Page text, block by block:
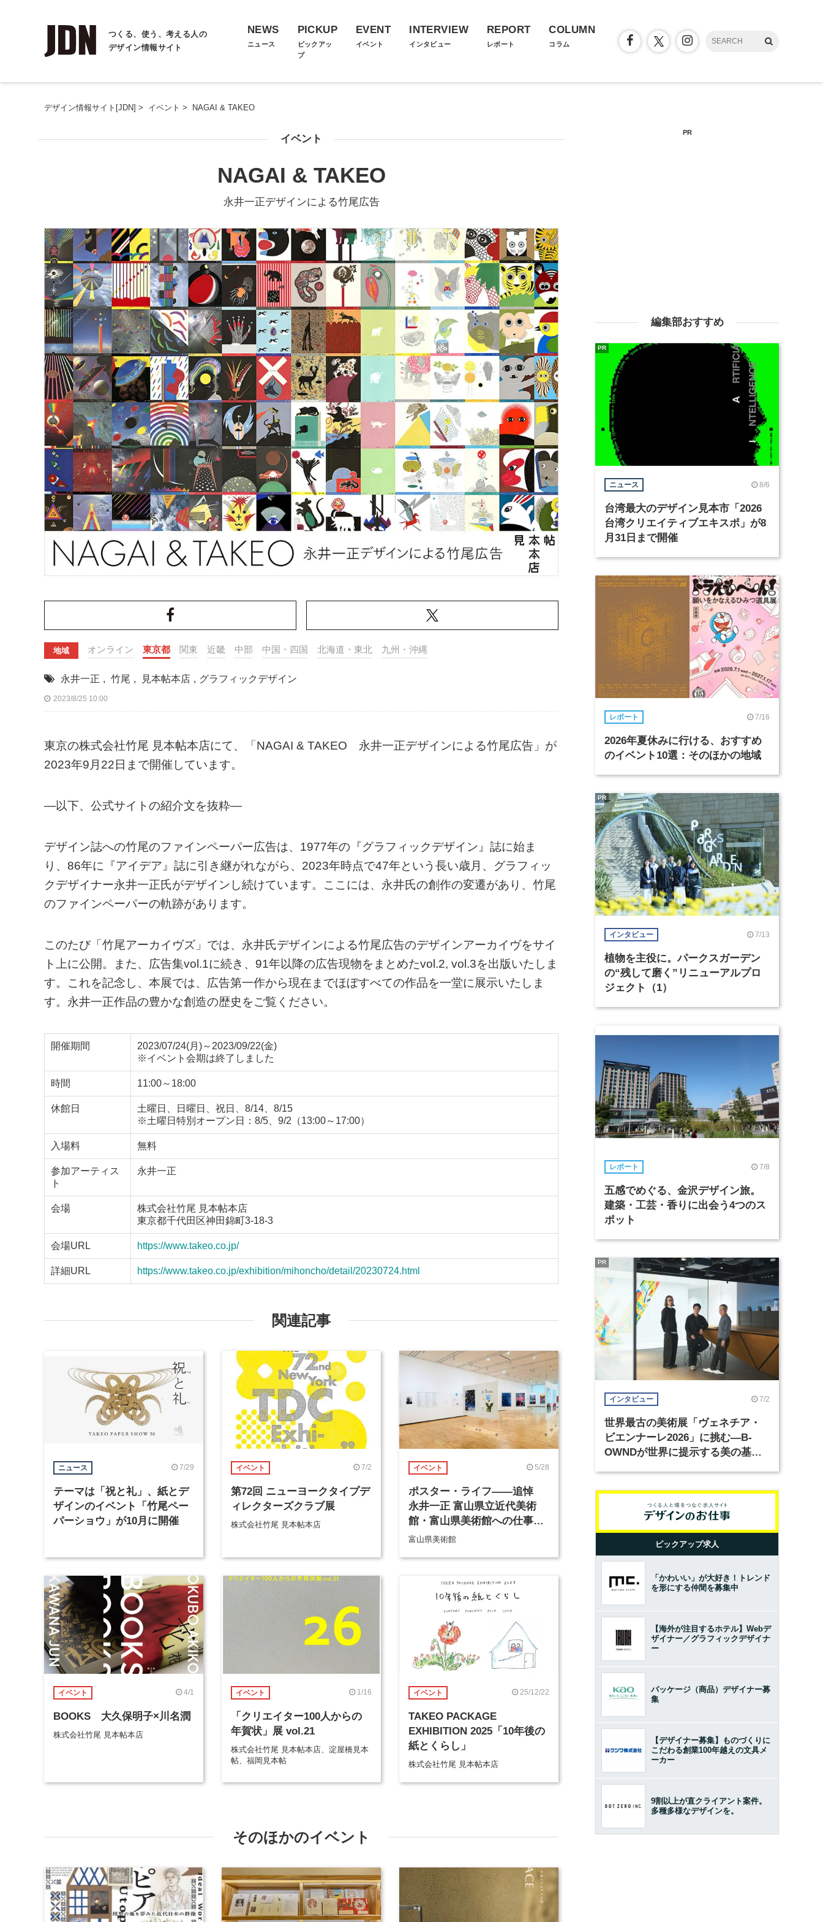
つくる、使う、考える人の
デザイン情報サイト
NEWS
ニュース
PICKUP
ピックアッ
プ
EVENT
イベント
INTERVIEW
インタビュー
REPORT
レポート
COLUMN
コラム
デザイン情報サイト[JDN] > イベント > NAGAI & TAKEO
イベント
NAGAI & TAKEO
永井一正デザインによる竹尾広告
地域 オンライン 東京都 関東 近畿 中部 中国・四国 北海道・東北 九州・沖縄
永井一正 , 竹尾 , 見本帖本店 , グラフィックデザイン
2023/8/25 10:00
東京の株式会社竹尾 見本帖本店にて、「NAGAI & TAKEO 永井一正デザインによる竹尾広告」が
2023年9月22日まで開催しています。
—以下、公式サイトの紹介文を抜粋—
デザイン誌への竹尾のファインペーパー広告は、1977年の『グラフィックデザイン』誌に始ま
り、86年に『アイデア』誌に引き継がれながら、2023年時点で47年という長い歳月、グラフィッ
クデザイナー永井一正氏がデザインし続けています。ここには、永井氏の創作の変遷があり、竹尾
のファインペーパーの軌跡があります。
このたび「竹尾アーカイヴズ」では、永井氏デザインによる竹尾広告のデザインアーカイヴをサイ
ト上に公開。また、広告集vol.1に続き、91年以降の広告現物をまとめたvol.2, vol.3を出版いたしま
す。これを記念し、本展では、広告第一作から現在までほぼすべての作品を一堂に展示いたしま
す。永井一正作品の豊かな創造の歴史をご覧ください。
開催期間
2023/07/24(月)～2023/09/22(金)
※イベント会期は終了しました
時間 11:00～18:00
休館日
土曜日、日曜日、祝日、8/14、8/15
※土曜日特別オープン日：8/5、9/2（13:00～17:00）
入場料 無料
参加アーティス
ト
永井一正
会場
株式会社竹尾 見本帖本店
東京都千代田区神田錦町3-18-3
会場URL https://www.takeo.co.jp/
詳細URL https://www.takeo.co.jp/exhibition/mihoncho/detail/20230724.html
関連記事
ニュース 7/29
テーマは「祝と礼」、紙とデ
ザインのイベント「竹尾ペー
パーショウ」が10月に開催
イベント 7/2
第72回 ニューヨークタイプデ
ィレクターズクラブ展
株式会社竹尾 見本帖本店
イベント 5/28
ポスター・ライフ――追悼
永井一正 富山県立近代美術
館・富山県美術館への仕事か
ら
富山県美術館
イベント 4/1
BOOKS 大久保明子×川名潤
株式会社竹尾 見本帖本店
イベント 1/16
「クリエイター100人からの
年賀状」展 vol.21
株式会社竹尾 見本帖本店、淀屋橋見本
帖、福岡見本帖
イベント 25/12/22
TAKEO PACKAGE
EXHIBITION 2025「10年後の
紙とくらし」
株式会社竹尾 見本帖本店
そのほかのイベント
PR
編集部おすすめ
ニュース 8/6
台湾最大のデザイン見本市「2026
台湾クリエイティブエキスポ」が8
月31日まで開催
PR
レポート 7/16
2026年夏休みに行ける、おすすめ
のイベント10選：そのほかの地域
インタビュー 7/13
植物を主役に。パークスガーデン
の“残して磨く”リニューアルプロ
ジェクト（1）
PR
レポート 7/8
五感でめぐる、金沢デザイン旅。
建築・工芸・香りに出会う4つのス
ポット
インタビュー 7/2
世界最古の美術展「ヴェネチア・
ビエンナーレ2026」に挑む―B-
OWNDが世界に提示する美の基準
PR
ピックアップ求人
「かわいい」が大好き！トレンド
を形にする仲間を募集中
【海外が注目するホテル】Webデ
ザイナー／グラフィックデザイナ
ー
パッケージ（商品）デザイナー募
集
【デザイナー募集】ものづくりに
こだわる創業100年越えの文具メ
ーカー
9割以上が直クライアント案件。
多種多様なデザインを。